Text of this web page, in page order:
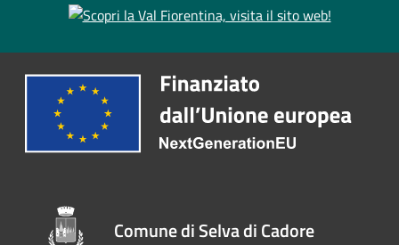
Comune di Selva di Cadore